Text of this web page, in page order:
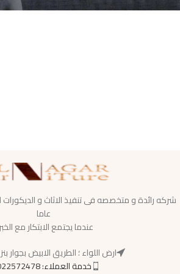
عاما
عندما يجتمع الابتكار مع
ارض اللواء ؛ الطريق الابيض بجوار
خدمة العملاء: 01022572478